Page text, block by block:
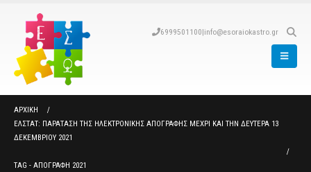
6999501100|info@esoraiokastro.gr
ΑΡΧΙΚΉ
ΕΛΣΤΑΤ: ΠΑΡΆΤΑΣΗ ΤΗΣ ΗΛΕΚΤΡΟΝΙΚΉΣ ΑΠΟΓΡΑΦΉΣ ΜΈΧΡΙ ΚΑΙ ΤΗΝ ΔΕΥΤΈΡΑ 13
ΔΕΚΕΜΒΡΊΟΥ 2021
TAG - ΑΠΟΓΡΑΦΗ 2021